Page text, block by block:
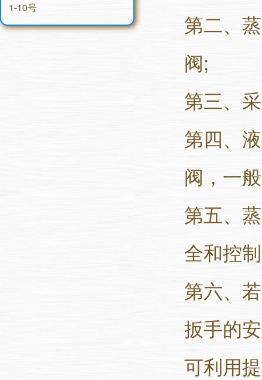
1-10号
第二、
阀;
第三、
第四、
阀，一
第五、
全和控
第六、
扳手的
可利用